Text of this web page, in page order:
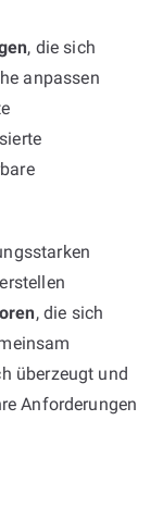
, die sich
anpassen
, die sich
überzeugt und
Anforderungen